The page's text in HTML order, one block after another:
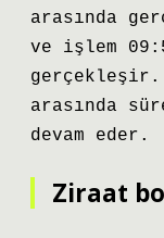
arasında
ve işlem
gerçekleşir.
arasında
devam eder.
Ziraat